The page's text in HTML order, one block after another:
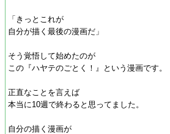
「きっとこれが
自分が描く最後の漫画だ」
そう覚悟して始めたのが
この『ハヤテのごとく！』という漫画です。
正直なことを言えば
本当に10週で終わると思ってました。
自分の描く漫画が